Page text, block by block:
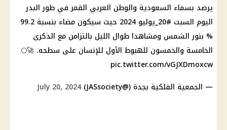
يرصد بسماء السعودية والوطن العربي القمر في طور البدر
اليوم السبت #20_يوليو
2024 حيث سيكون مضاء بنسبة 99.2
% بنورالشمس ومشاهدا طوال الليل بالتزامن مع الذكرى
الخامسة والخمسون للهبوط الأول للإنسان على سطحه. 🚀🌕
pic.twitter.com/vGJXDmoxcw
— الجمعية الفلكية بجدة (@JASsociety)
July 20, 2024